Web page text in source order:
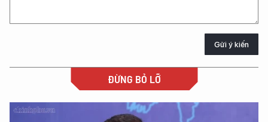
Gửi ý kiến
ĐỪNG BỎ LỠ